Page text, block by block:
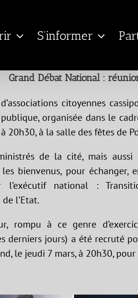
S’informer
Grand Débat National :
citoyennes
organisée dans le
20h30, à la salle des fêtes de
de la cité, mais
les bienvenus, pour
l’exécutif national :
l’Etat.
rompu à ce genre
derniers jours) a été recruté
le jeudi 7 mars, à 20h30,